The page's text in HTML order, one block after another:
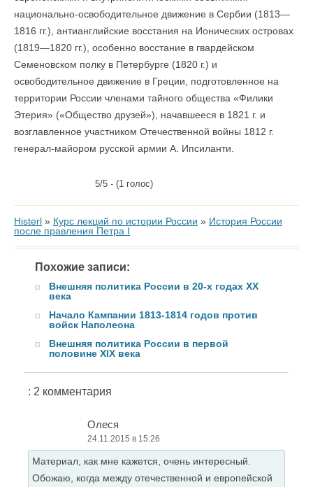
национально-освободительное движение в Сербии (1813—
1816 гг.), антианглийские восстания на Ионических островах
(1819—1820 гг.), особенно восстание в гвардейском
Семеновском полку в Петербурге (1820 г.) и
освободительное движение в Греции, подготовленное на
территории России членами тайного общества «Филики
Этерия» («Общество друзей»), начавшееся в 1821 г. и
возглавленное участником Отечественной войны 1812 г.
генерал-майором русской армии А. Ипсиланти.
5/5 - (1 голос)
Histerl » Курс лекций по истории России » История России
после правления Петра I
Похожие записи:
Внешняя политика России в 20-х годах ХХ
века
Начало Кампании 1813-1814 годов против
войск Наполеона
Внешняя политика России в первой
половине XIX века
: 2 комментария
Олеся
24.11.2015 в 15:26
Материал, как мне кажется, очень интересный.
Обожаю, когда между отечественной и европейской